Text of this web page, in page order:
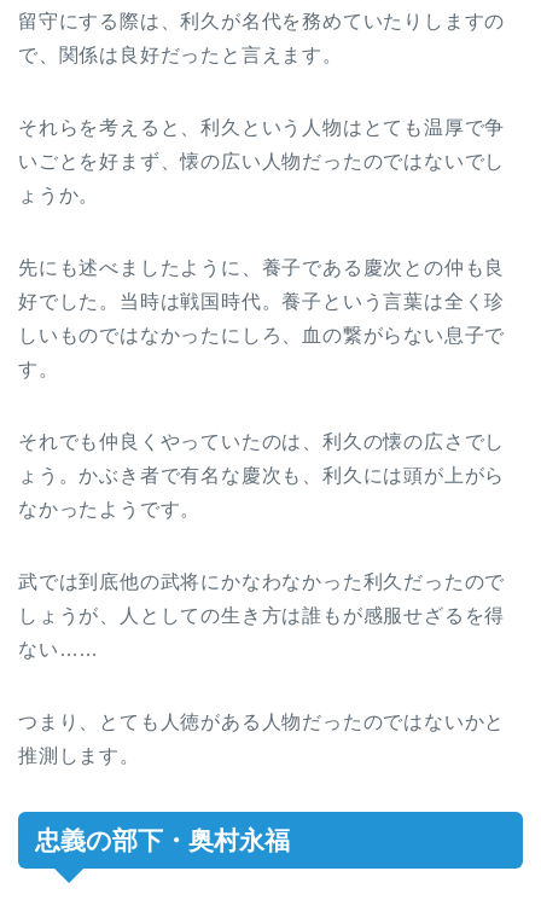
留守にする際は、利久が名代を務めていたりしますの
で、関係は良好だったと言えます。
それらを考えると、利久という人物はとても温厚で争
いごとを好まず、懐の広い人物だったのではないでし
ょうか。
先にも述べましたように、養子である慶次との仲も良
好でした。当時は戦国時代。養子という言葉は全く珍
しいものではなかったにしろ、血の繋がらない息子で
す。
それでも仲良くやっていたのは、利久の懐の広さでし
ょう。かぶき者で有名な慶次も、利久には頭が上がら
なかったようです。
武では到底他の武将にかなわなかった利久だったので
しょうが、人としての生き方は誰もが感服せざるを得
ない……
つまり、とても人徳がある人物だったのではないかと
推測します。
忠義の部下・奥村永福